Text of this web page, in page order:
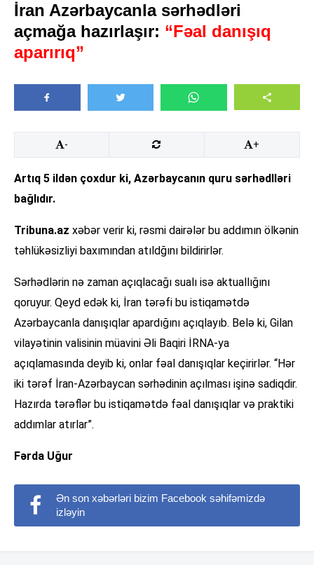
İran Azərbaycanla sərhədləri
açmağa hazırlaşır: “Fəal danışıq
aparırıq”
- +
Artıq 5 ildən çoxdur ki, Azərbaycanın quru sərhədlləri
bağlıdır.
Tribuna.az xəbər verir ki, rəsmi dairələr bu addımın ölkənin
təhlükəsizliyi baxımından atıldğını bildirirlər.
Sərhədlərin nə zaman açıqlacağı sualı isə aktuallığını
qoruyur. Qeyd edək ki, İran tərəfi bu istiqamətdə
Azərbaycanla danışıqlar apardığını açıqlayıb. Belə ki, Gilan
vilayətinin valisinin müavini Əli Baqiri İRNA-ya
açıqlamasında deyib ki, onlar fəal danışıqlar keçirirlər. “Hər
iki tərəf İran-Azərbaycan sərhədinin açılması işinə sadiqdir.
Hazırda tərəflər bu istiqamətdə fəal danışıqlar və praktiki
addımlar atırlar”.
Fərda Uğur
Ən son xəbərləri bizim Facebook səhifəmizdə
izləyin